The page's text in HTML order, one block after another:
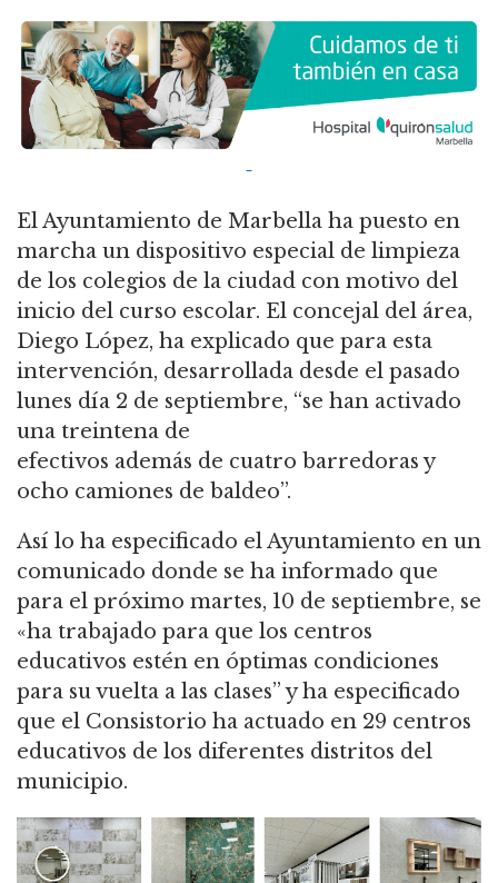
El Ayuntamiento de Marbella ha puesto en
marcha un dispositivo especial de limpieza
de los colegios de la ciudad con motivo del
inicio del curso escolar. El concejal del área,
Diego López, ha explicado que para esta
intervención, desarrollada desde el pasado
lunes día 2 de septiembre, “se han activado
una treintena de
efectivos además de cuatro barredoras y
ocho camiones de baldeo”.
Así lo ha especificado el Ayuntamiento en un
comunicado donde se ha informado que
para el próximo martes, 10 de septiembre, se
«ha trabajado para que los centros
educativos estén en óptimas condiciones
para su vuelta a las clases” y ha especificado
que el Consistorio ha actuado en 29 centros
educativos de los diferentes distritos del
municipio.